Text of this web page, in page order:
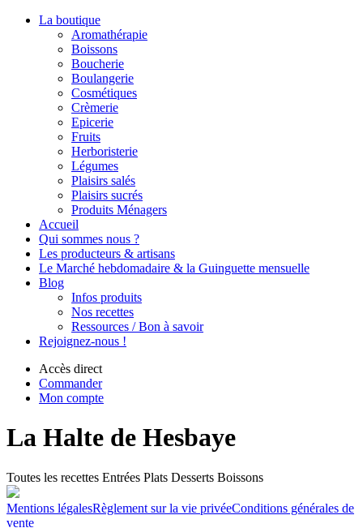
La boutique
Aromathérapie
Boissons
Boucherie
Boulangerie
Cosmétiques
Crèmerie
Epicerie
Fruits
Herboristerie
Légumes
Plaisirs salés
Plaisirs sucrés
Produits Ménagers
Accueil
Qui sommes nous ?
Les producteurs & artisans
Le Marché hebdomadaire & la Guinguette mensuelle
Blog
Infos produits
Nos recettes
Ressources / Bon à savoir
Rejoignez-nous !
Accès direct
Commander
Mon compte
La Halte de Hesbaye
Toutes les recettes Entrées Plats Desserts Boissons
Mentions légalesRèglement sur la vie privéeConditions générales de
vente